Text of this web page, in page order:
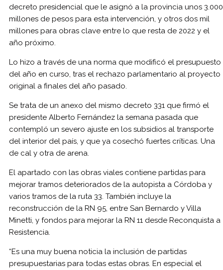
decreto presidencial que le asignó a la provincia unos 3.000
millones de pesos para esta intervención, y otros dos mil
millones para obras clave entre lo que resta de 2022 y el
año próximo.
Lo hizo a través de una norma que modificó el presupuesto
del año en curso, tras el rechazo parlamentario al proyecto
original a finales del año pasado.
Se trata de un anexo del mismo decreto 331 que firmó el
presidente Alberto Fernández la semana pasada que
contempló un severo ajuste en los subsidios al transporte
del interior del país, y que ya cosechó fuertes críticas. Una
de cal y otra de arena.
El apartado con las obras viales contiene partidas para
mejorar tramos deteriorados de la autopista a Córdoba y
varios tramos de la ruta 33. También incluye la
reconstrucción de la RN 95, entre San Bernardo y Villa
Minetti, y fondos para mejorar la RN 11 desde Reconquista a
Resistencia.
“Es una muy buena noticia la inclusión de partidas
presupuestarias para todas estas obras. En especial el